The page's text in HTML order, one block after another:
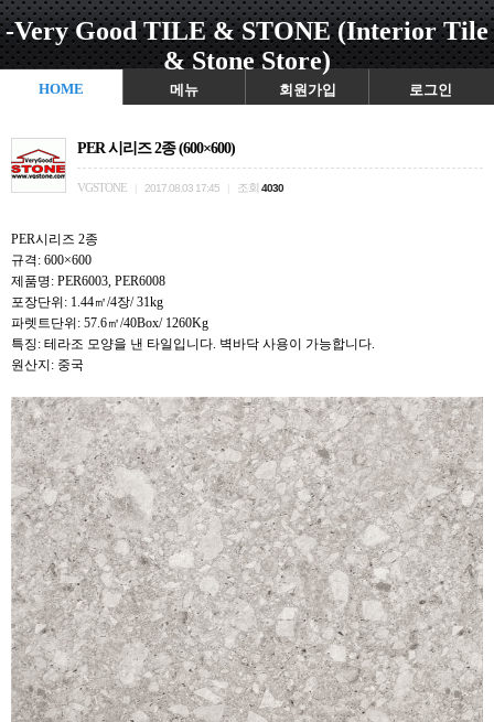
-Very Good TILE & STONE (Interior Tile
& Stone Store)
HOME 메뉴 회원가입 로그인
PER 시리즈 2종 (600×600)
VGSTONE 2017.08.03 17:45 조회 4030
PER시리즈 2종
규격: 600×600
제품명: PER6003, PER6008
포장단위: 1.44㎡/4장/ 31kg
파렛트단위: 57.6㎡/40Box/ 1260Kg
특징: 테라조 모양을 낸 타일입니다. 벽바닥 사용이 가능합니다.
원산지: 중국